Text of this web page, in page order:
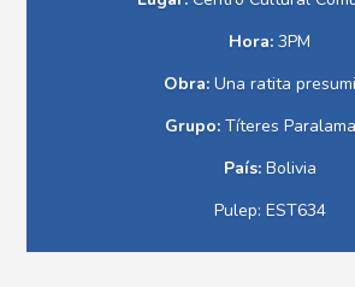
Hora: 3PM
Obra: Una ratita
Grupo:Títeres
País:Bolivia
Pulep: EST634